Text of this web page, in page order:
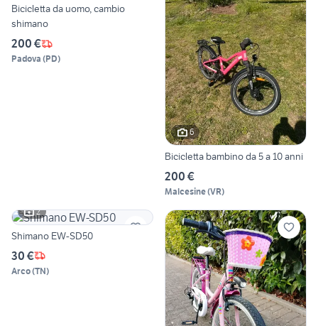
Bicicletta da uomo, cambio
shimano
200 €
Padova (PD)
6
Bicicletta bambino da 5 a 10 anni
200 €
Malcesine(VR)
2
Shimano EW-SD50
30 €
Arco(TN)